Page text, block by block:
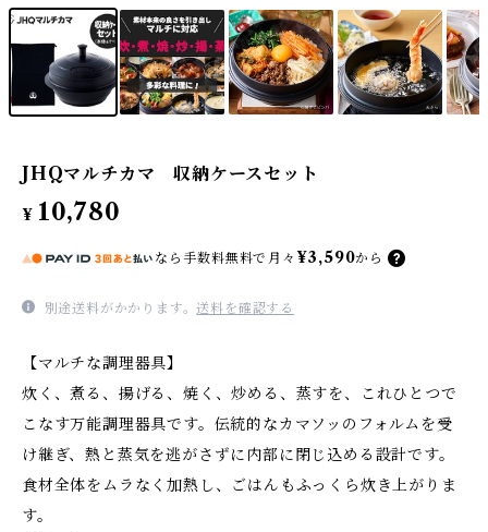
JHQマルチカマ 収納ケースセット
¥ 10,780
なら 手数料無料で 月々 ¥3,590から
別途送料がかかります。送料を確認する
【マルチな調理器具】
炊く、煮る、揚げる、焼く、炒める、蒸すを、これひとつで
こなす万能調理器具です。伝統的なカマソッのフォルムを受
け継ぎ、熱と蒸気を逃がさずに内部に閉じ込める設計です。
食材全体をムラなく加熱し、ごはんもふっくら炊き上がりま
す。